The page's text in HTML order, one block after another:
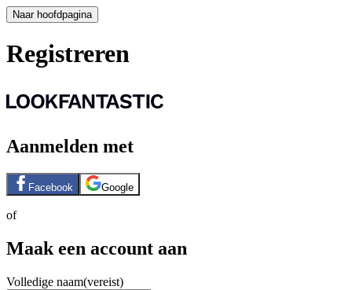
Naar hoofdpagina
Registreren
Aanmelden met
Facebook Google
of
Maak een account aan
Volledige naam(vereist)